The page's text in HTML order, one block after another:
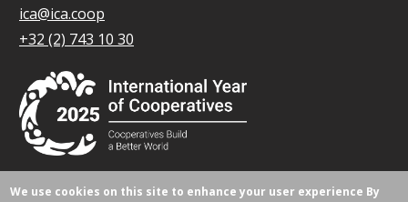
ica@ica.coop
+32 (2) 743 10 30
We use cookies on this site to enhance your user experience By